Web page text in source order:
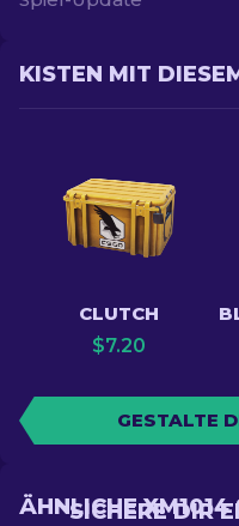
KISTEN MIT
CLUTCH
$7.20
GESTALTE
SICHERE DIR
ÄHNLICHE XM1014